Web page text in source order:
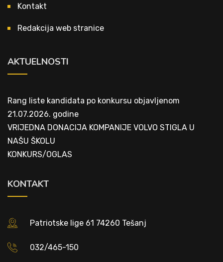
Kontakt
Redakcija web stranice
AKTUELNOSTI
Rang liste kandidata po konkursu objavljenom
21.07.2026. godine
VRIJEDNA DONACIJA KOMPANIJE VOLVO STIGLA U
NAŠU ŠKOLU
KONKURS/OGLAS
KONTAKT
Patriotske lige 61 74260 Tešanj
032/465-150